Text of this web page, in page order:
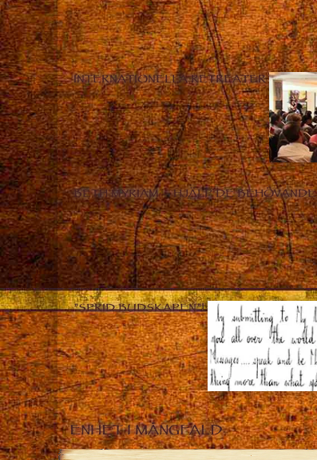
INTERNATIONELLA RETREATER
BETH MYRIAM – HJÄLP DE BEHÖVANDE
”SPRID BUDSKAPEN”!
ENHET I MÅNGFALD